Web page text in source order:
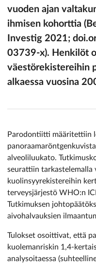
vuoden ajan
ihmisen kohorttia
Investig 2021;
03739-x). Henkilöt
väestörekistereihin
alkaessa vuosina
Parodontiitti määritettiin
alveoliluukato.
seurattiin
kuolinsyyrekistereihin
terveysjärjestö WHO:n
Tutkimuksen
aivohalvauksien
Tulokset osoittivat, että
kuolemanriskin 1,4-
analysoitaessa